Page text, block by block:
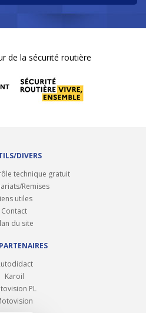
de la sécurité routière
DIVERS
technique gratuit
Remises
utiles
Contact
du site
Karoil
PL